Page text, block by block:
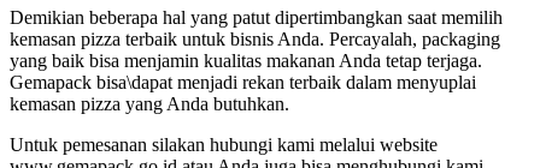
Demikian beberapa hal yang patut dipertimbangkan saat memilih
kemasan pizza terbaik untuk bisnis Anda. Percayalah, packaging
yang baik bisa menjamin kualitas makanan Anda tetap terjaga.
Gemapack bisa\dapat menjadi rekan terbaik dalam menyuplai
kemasan pizza yang Anda butuhkan.
Untuk pemesanan silakan hubungi kami melalui website